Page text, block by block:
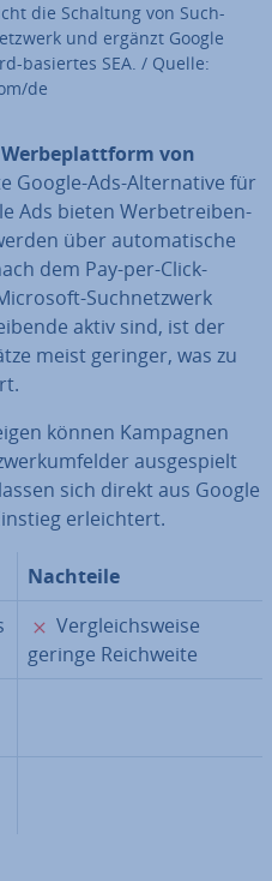
die Schaltung von Such­
und ergänzt Google
basiertes SEA. / Quelle:
de
Wer­be­platt­form von
Google-Ads-Al­ter­na­ti­ve für
Ads bieten Wer­be­trei­ben­
über au­to­ma­ti­sche
dem Pay-per-Click-
Such­netz­werk
aktiv sind, ist der
meist geringer, was zu
können Kampagnen
aus­ge­spielt
sich direkt aus Google
er­leich­tert.
Nachteile
✗
Ver­gleichs­wei­se
geringe Reich­wei­te